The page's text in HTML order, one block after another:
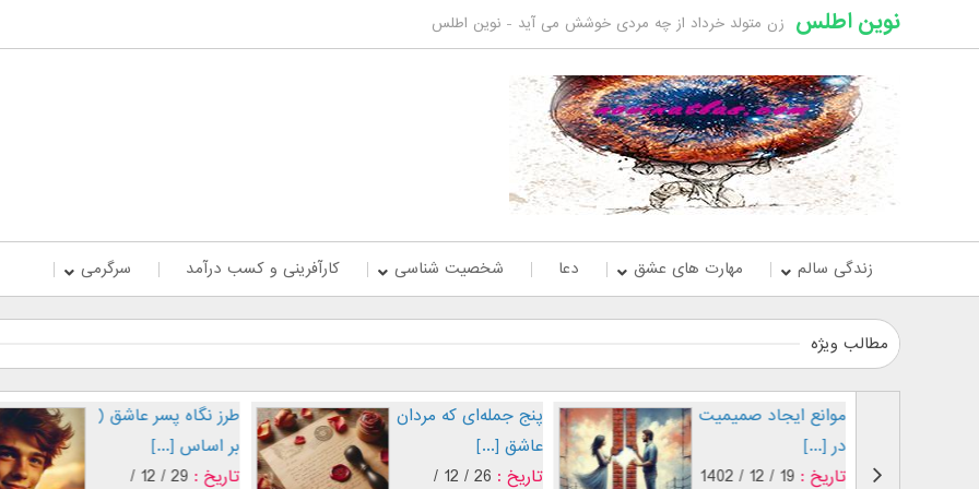
نوین اطلس زن متولد خرداد از چه مردی خوشش می آید - نوین اطلس
زندگی سالم مهارت های عشق دعا شخصیت شناسی کارآفرینی و کسب درآمد سرگرمی
مطالب ویژه
طرز نگاه پسر عاشق (
بر اساس [...]
تاریخ :
29 / 12 /
پنج جمله‌ای که مردان
عاشق [...]
تاریخ :
26 / 12 /
موانع ایجاد صمیمیت
در [...]
تاریخ : 19 / 12 / 1402